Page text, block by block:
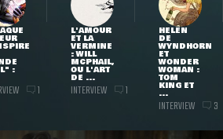
:
1
L'AMOUR
ET LA
VERMINE
: WILL
MCPHAIL,
OU L'ART
DE ...
INTERVIEW 1
HELEN
DE
WYNDHORN
ET
WONDER
WOMAN :
TOM
KING ET
...
INTERVIEW 3